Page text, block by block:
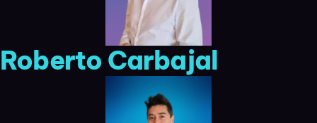
Roberto Carbajal